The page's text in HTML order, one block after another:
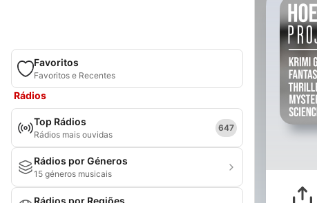
Favoritos
Favoritos e Recentes
Rádios
Top Rádios
Rádios mais ouvidas
647
Rádios por Géneros
15 géneros musicais
Rádios por Regiões